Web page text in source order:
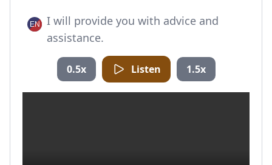
I will provide you with advice and
assistance.
0.5x Listen 1.5x